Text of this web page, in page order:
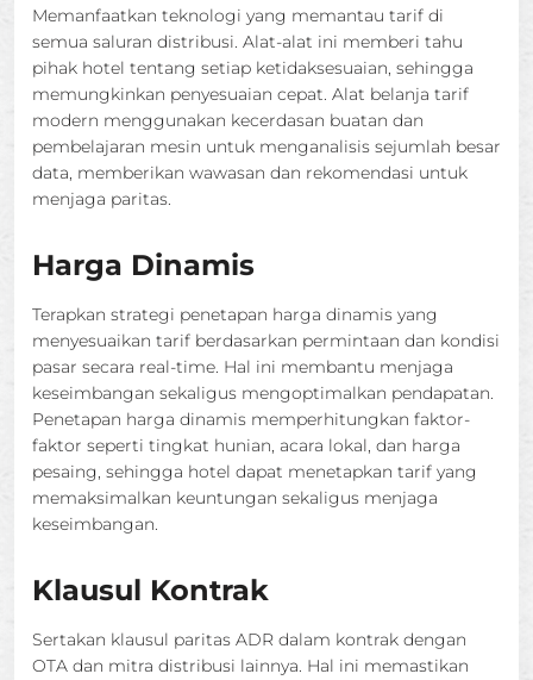
Memanfaatkan teknologi yang memantau tarif di
semua saluran distribusi. Alat-alat ini memberi tahu
pihak hotel tentang setiap ketidaksesuaian, sehingga
memungkinkan penyesuaian cepat. Alat belanja tarif
modern menggunakan kecerdasan buatan dan
pembelajaran mesin untuk menganalisis sejumlah besar
data, memberikan wawasan dan rekomendasi untuk
menjaga paritas.
Harga Dinamis
Terapkan strategi penetapan harga dinamis yang
menyesuaikan tarif berdasarkan permintaan dan kondisi
pasar secara real-time. Hal ini membantu menjaga
keseimbangan sekaligus mengoptimalkan pendapatan.
Penetapan harga dinamis memperhitungkan faktor-
faktor seperti tingkat hunian, acara lokal, dan harga
pesaing, sehingga hotel dapat menetapkan tarif yang
memaksimalkan keuntungan sekaligus menjaga
keseimbangan.
Klausul Kontrak
Sertakan klausul paritas ADR dalam kontrak dengan
OTA dan mitra distribusi lainnya. Hal ini memastikan